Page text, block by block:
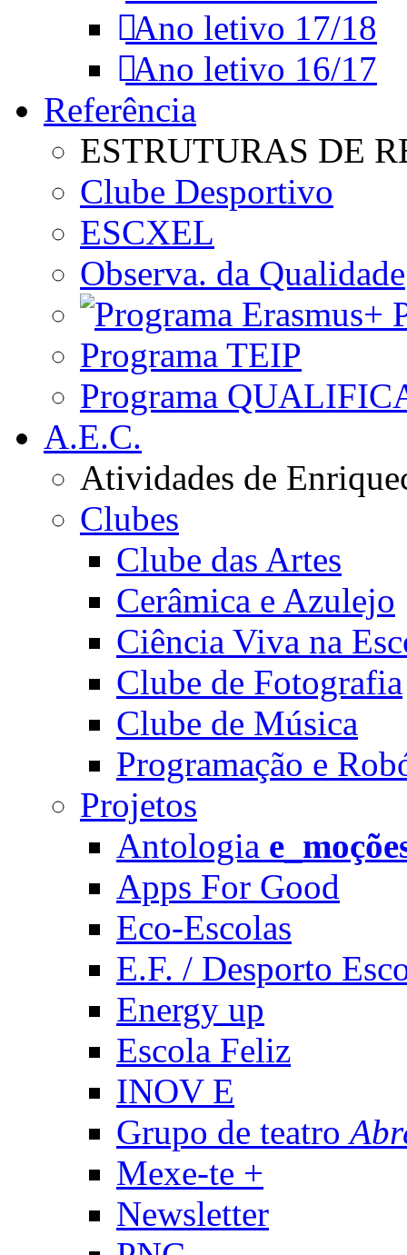
Ano letivo 17/18
Ano letivo 16/17
Referência
ESTRUTURAS DE
Clube Desportivo
ESCXEL
Observa. da Qualidade
Programa TEIP
Programa
A.E.C.
Atividades de
Clubes
Clube das Artes
Cerâmica e Azulejo
Ciência Viva na
Clube de Fotografia
Clube de Música
Programação e
Projetos
Antologia
Apps For Good
Eco-Escolas
E.F. / Desporto
Energy up
Escola Feliz
INOV E
Grupo de teatro
Mexe-te +
Newsletter